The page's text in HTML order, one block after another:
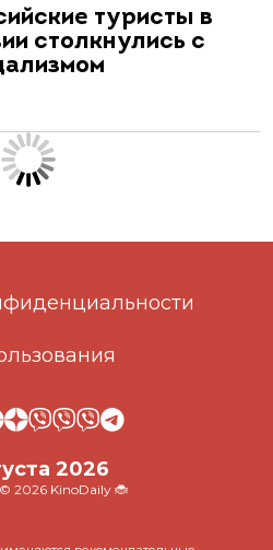
туристы в
столкнулись с
2026
2026 KinoDaily 🐞